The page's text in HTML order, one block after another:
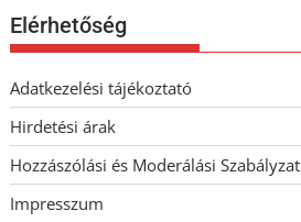
Elérhetőség
Adatkezelési tájékoztató
Hirdetési árak
Hozzászólási és Moderálási Szabályzat
Impresszum